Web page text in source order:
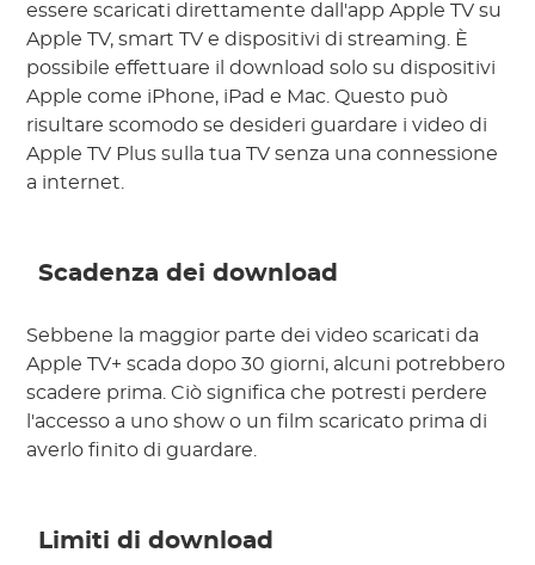
essere scaricati direttamente dall'app Apple TV su
Apple TV, smart TV e dispositivi di streaming. È
possibile effettuare il download solo su dispositivi
Apple come iPhone, iPad e Mac. Questo può
risultare scomodo se desideri guardare i video di
Apple TV Plus sulla tua TV senza una connessione
a internet.
Scadenza dei download
Sebbene la maggior parte dei video scaricati da
Apple TV+ scada dopo 30 giorni, alcuni potrebbero
scadere prima. Ciò significa che potresti perdere
l'accesso a uno show o un film scaricato prima di
averlo finito di guardare.
Limiti di download